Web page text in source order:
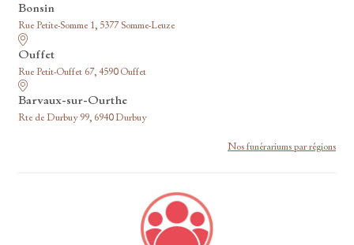
Bonsin
Rue Petite-Somme 1, 5377 Somme-Leuze
Ouffet
Rue Petit-Ouffet 67, 4590 Ouffet
Barvaux-sur-Ourthe
Rte de Durbuy 99, 6940 Durbuy
Nos funérariums par régions